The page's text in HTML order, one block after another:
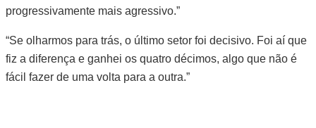
progressivamente mais agressivo.”
“Se olharmos para trás, o último setor foi decisivo. Foi aí que
fiz a diferença e ganhei os quatro décimos, algo que não é
fácil fazer de uma volta para a outra.”